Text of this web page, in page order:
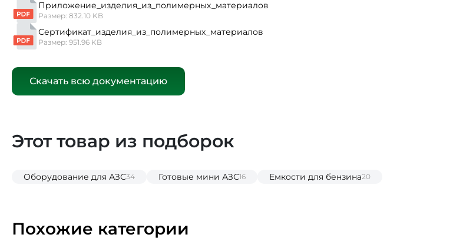
Приложение_изделия_из_полимерных_материалов
Размер: 832.10 KB
Сертификат_изделия_из_полимерных_материалов
Размер: 951.96 KB
Скачать всю документацию
Этот товар из подборок
Оборудование для АЗС34 Готовые мини АЗС16 Емкости для бензина20
Похожие категории